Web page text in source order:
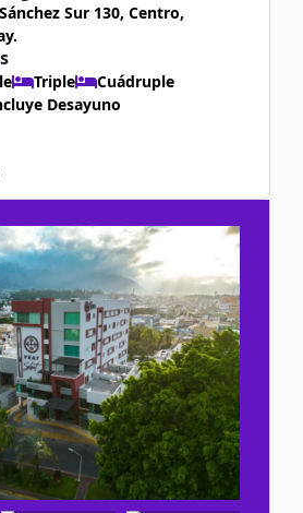
Sur 130, Centro,
Triple
Cuádruple
Desayuno